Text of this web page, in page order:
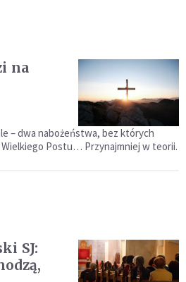
na
– dwa nabożeństwa, bez których
Postu… Przynajmniej w teorii.
SJ: